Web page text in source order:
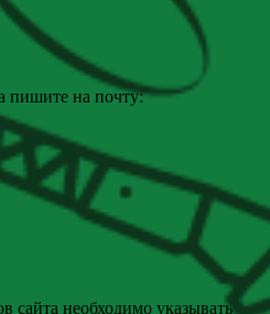
пишите на почту:
сайта необходимо указывать